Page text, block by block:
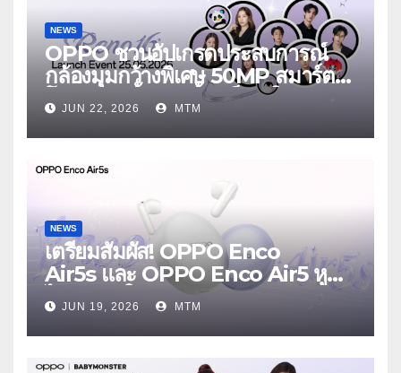
NEWS
OPPO ชวนอัปเกรดประสบการณ์
กล้องมุมกว้างพิเศษ 50MP สมาร์ต
โฟนเพื่อนซี้ เทรนดี้ทุกช็อต ใน
งาน OPPO Reno16 Series 5G
Launch Event 25 มิถุนายนนี้
JUN 22, 2026 MTM
NEWS
เตรียมสัมผัส! OPPO Enco
Air5s และ OPPO Enco Air5 หูฟัง
ไร้สายรุ่นใหม่ล่าสุด มาพร้อมระบบ
ตัดเสียงรบกวน เบาสบายเหมือนไม่ได้
ใส่
JUN 19, 2026 MTM